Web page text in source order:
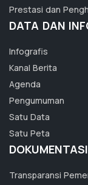
Prestasi dan
DATA DAN
Infografis
Kanal Berita
Agenda
Pengumuman
Satu Data
Satu Peta
DOKUMENTASI
Transparansi